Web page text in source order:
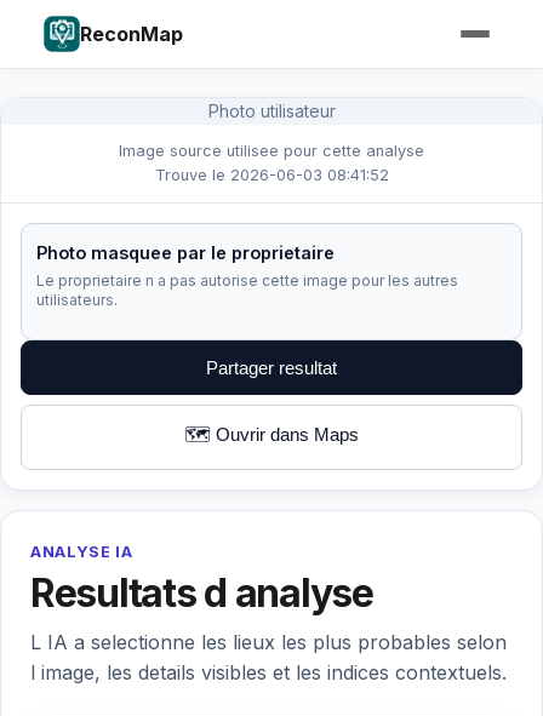
ReconMap
Photo utilisateur
Image source utilisee pour cette analyse
Trouve le 2026-06-03 08:41:52
Photo masquee par le proprietaire
Le proprietaire n a pas autorise cette image pour les autres
utilisateurs.
Partager resultat
🗺️ Ouvrir dans Maps
ANALYSE IA
Resultats d analyse
L IA a selectionne les lieux les plus probables selon
l image, les details visibles et les indices contextuels.